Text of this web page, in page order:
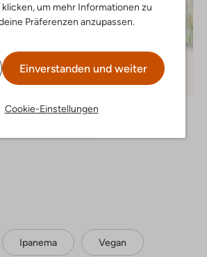
klicken, um mehr Informationen zu
Präferenzen anzupassen.
Einverstanden und weiter
Cookie-Einstellungen
Letzter Artikel
-60%
Ipanema Vegan